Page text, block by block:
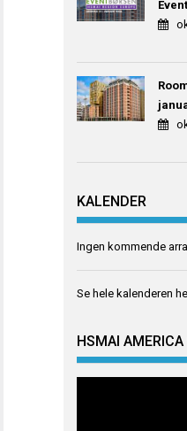
KALENDER
Ingen kommende
Se hele kalenderen
HSMAI AMERICA